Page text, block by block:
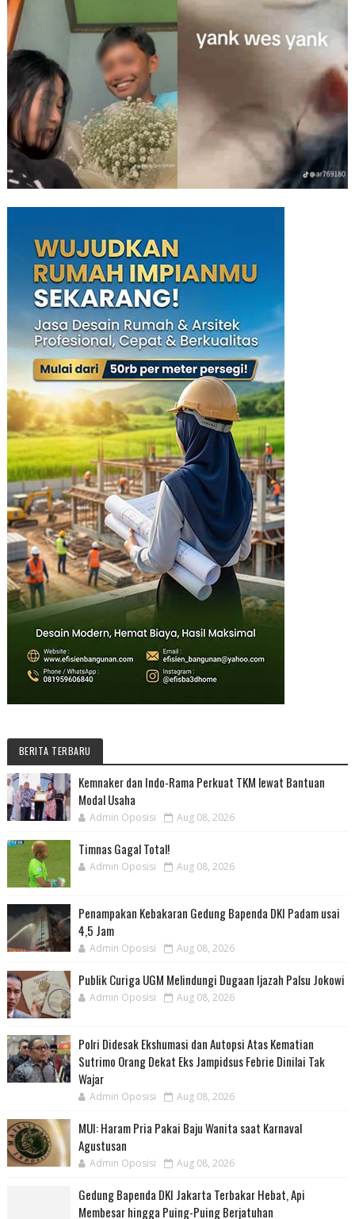
BERITA TERBARU
Kemnaker dan Indo-Rama Perkuat TKM lewat Bantuan
Modal Usaha
Admin Oposisi Aug 08, 2026
Timnas Gagal Total!
Admin Oposisi Aug 08, 2026
Penampakan Kebakaran Gedung Bapenda DKI Padam usai
4,5 Jam
Admin Oposisi Aug 08, 2026
Publik Curiga UGM Melindungi Dugaan Ijazah Palsu Jokowi
Admin Oposisi Aug 08, 2026
Polri Didesak Ekshumasi dan Autopsi Atas Kematian
Sutrimo Orang Dekat Eks Jampidsus Febrie Dinilai Tak
Wajar
Admin Oposisi Aug 08, 2026
MUI: Haram Pria Pakai Baju Wanita saat Karnaval
Agustusan
Admin Oposisi Aug 08, 2026
Gedung Bapenda DKI Jakarta Terbakar Hebat, Api
Membesar hingga Puing-Puing Berjatuhan